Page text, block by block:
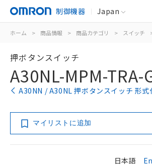
制御機器 Japan
ホーム > 商品情報 > 商品カテゴリ > スイッチ
押ボタンスイッチ
A30NL-MPM-TRA-
A30NN / A30NL 押ボタンスイッチ 形式
マイリストに追加
日本語